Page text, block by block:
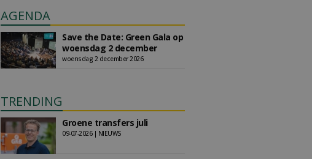
AGENDA
Save the Date: Green Gala op
woensdag 2 december
woensdag 2 december 2026
TRENDING
Groene transfers juli
09-07-2026 | NIEUWS